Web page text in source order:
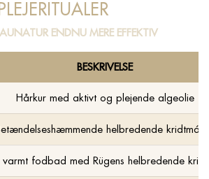
ENDNU MERE EFFEKTIV
BESKRIVELSE
Hårkur med aktivt og plejende algeolie
helbredende
varmt fodbad med Rügens helbredende kridt